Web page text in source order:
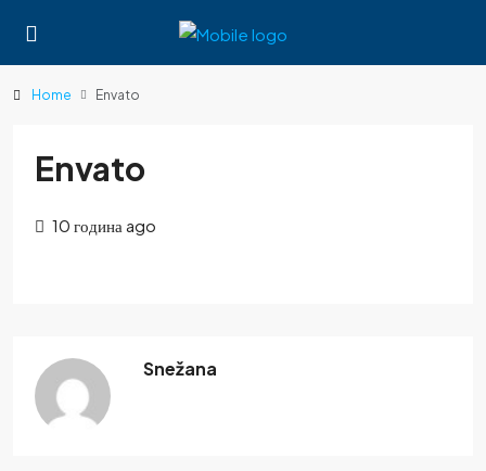
Home Envato
Envato
10 година ago
Snežana